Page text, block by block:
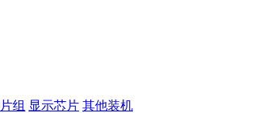
组 显示芯片 其他装机